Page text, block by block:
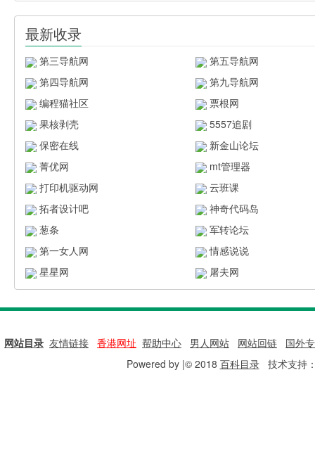
最新收录
第三导航网
第五导航网
第四导航网
第九导航网
编程猫社区
票根网
果核剥壳
5557追剧
保密在线
新金山论坛
菁优网
mt管理器
打印机驱动网
云班课
拓者设计吧
神奇代码岛
葱条
军转论坛
第一女人网
情感说说
星星网
屠夫网
网站目录 友情链接 香港网址 帮助中心 男人网站 网站回链
国外
Powered by |© 2018 百科目录技术支持